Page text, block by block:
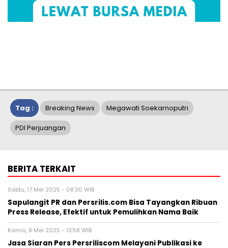
Tag : Breaking News Megawati Soekarnoputri
PDI Perjuangan
BERITA TERKAIT
Sabtu, 17 Mei 2025 - 08:30 WIB
Sapulangit PR dan Persrilis.com Bisa Tayangkan Ribuan
Press Release, Efektif untuk Pemulihkan Nama Baik
Kamis, 8 Mei 2025 - 13:58 WIB
Jasa Siaran Pers Persriliscom Melayani Publikasi ke